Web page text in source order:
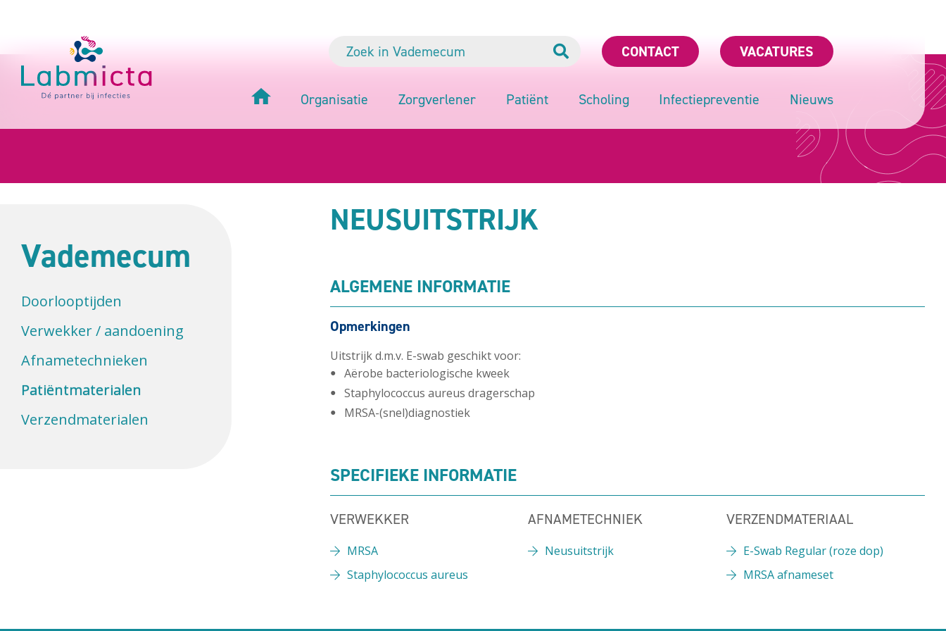
CONTACT VACATURES
Organisatie Zorgverlener Patiënt Scholing Infectiepreventie Nieuws
Vademecum
Doorlooptijden
Verwekker / aandoening
Afnametechnieken
Patiëntmaterialen
Verzendmaterialen
NEUSUITSTRIJK
ALGEMENE INFORMATIE
Opmerkingen
Uitstrijk d.m.v. E-swab geschikt voor:
Aërobe bacteriologische kweek
Staphylococcus aureus dragerschap
MRSA-(snel)diagnostiek
SPECIFIEKE INFORMATIE
VERWEKKER
MRSA
Staphylococcus aureus
AFNAMETECHNIEK
Neusuitstrijk
VERZENDMATERIAAL
E-Swab Regular (roze dop)
MRSA afnameset